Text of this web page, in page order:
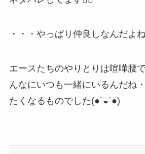
・・・やっぱり仲良しなんだよ
エースたちのやりとりは喧嘩腰
んなにいつも一緒にいるんだね
たくなるものでした(●´◒`●)